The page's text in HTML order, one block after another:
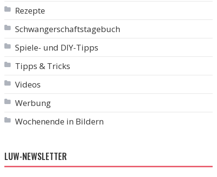
Rezepte
Schwangerschaftstagebuch
Spiele- und DIY-Tipps
Tipps & Tricks
Videos
Werbung
Wochenende in Bildern
LUW-NEWSLETTER